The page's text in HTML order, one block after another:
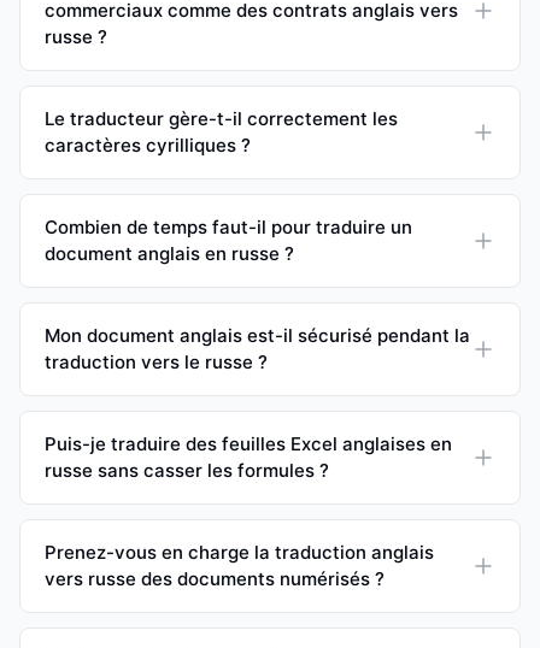
commerciaux comme des contrats anglais vers
russe ?
Le traducteur gère-t-il correctement les
caractères cyrilliques ?
Combien de temps faut-il pour traduire un
document anglais en russe ?
Mon document anglais est-il sécurisé pendant la
traduction vers le russe ?
Puis-je traduire des feuilles Excel anglaises en
russe sans casser les formules ?
Prenez-vous en charge la traduction anglais
vers russe des documents numérisés ?